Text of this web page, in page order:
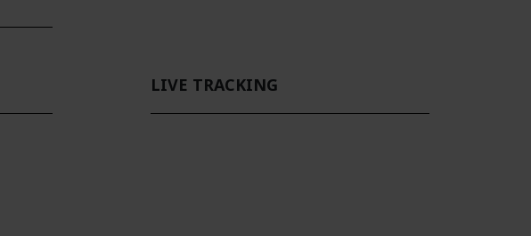
LIVE TRACKING